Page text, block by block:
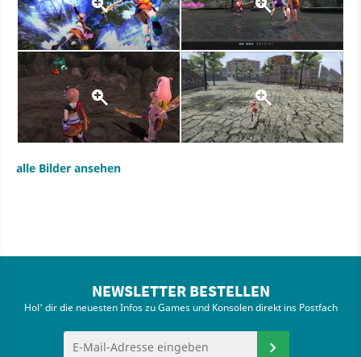
alle Bilder ansehen
NEWSLETTER BESTELLEN
Hol' dir die neuesten Infos zu Games und Konsolen direkt ins Postfach